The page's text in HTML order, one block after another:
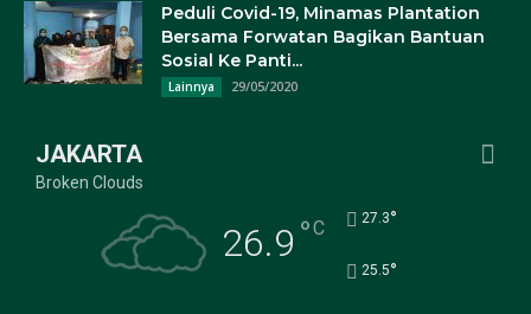
Peduli Covid-19, Minamas Plantation
Bersama Forwatan Bagikan Bantuan
Sosial Ke Panti...
Lainnya 29/05/2020
JAKARTA
Broken Clouds
26.9 °C 27.3°
25.5°